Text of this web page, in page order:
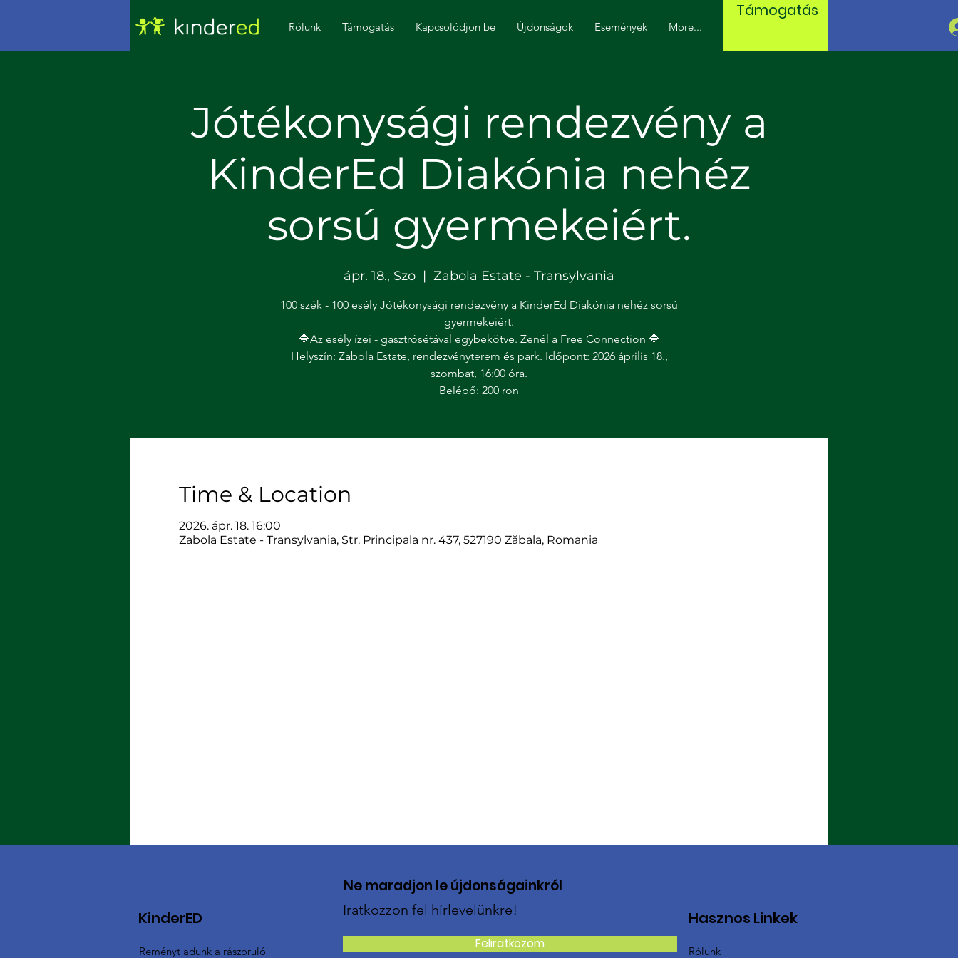
Rólunk Támogatás Kapcsolódjon be Újdonságok Események More...
Támogatás
Jótékonysági rendezvény a
KinderEd Diakónia nehéz
sorsú gyermekeiért.
ápr. 18., Szo
  |
Zabola Estate - Transylvania
100 szék - 100 esély Jótékonysági rendezvény a KinderEd Diakónia nehéz sorsú
gyermekeiért.
🔷️Az esély ízei - gasztrósétával egybekötve. Zenél a Free Connection 🔷️
Helyszín: Zabola Estate, rendezvényterem és park. Időpont: 2026 április 18.,
szombat, 16:00 óra.
Belépő: 200 ron
Time & Location
2026. ápr. 18. 16:00
Zabola Estate - Transylvania, Str. Principala nr. 437, 527190 Zăbala, Romania
KinderED
Reményt adunk a rászoruló
Ne maradjon le újdonságainkról
Iratkozzon fel hírlevelünkre!
Feliratkozom
Hasznos Linkek
Rólunk